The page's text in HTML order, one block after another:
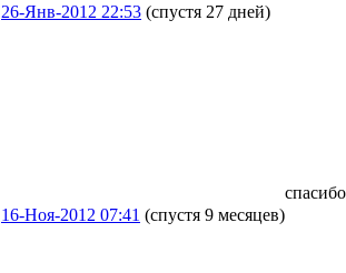
26-Янв-2012 22:53 (спустя 27 дней)
16-Ноя-2012 07:41 (спустя 9 месяцев)
спасибо